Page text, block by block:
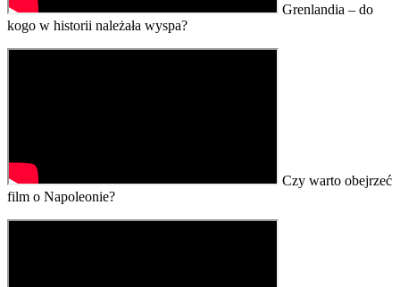
Grenlandia – do
kogo w historii należała wyspa?
Czy warto obejrzeć
film o Napoleonie?